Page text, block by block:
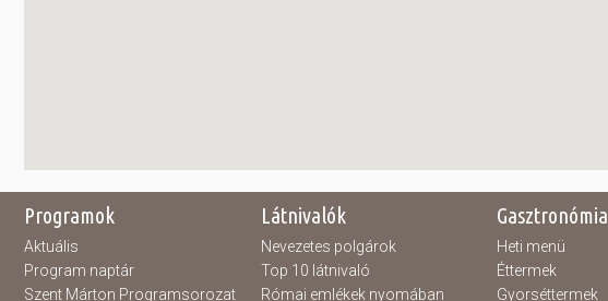
Programok
Aktuális
Program naptár
Szent Márton Programsorozat
Látnivalók
Nevezetes polgárok
Top 10 látnivaló
Római emlékek nyomában
Gasztronómia
Heti menü
Éttermek
Gyorséttermek